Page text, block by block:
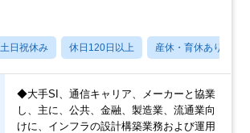
土日祝休み 休日120日以上 産休・育休あり
◆大手SI、通信キャリア、メーカーと協業
し、主に、公共、金融、製造業、流通業向
けに、インフラの設計構築業務および運用